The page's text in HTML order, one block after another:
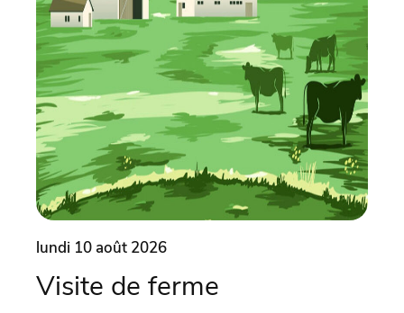
lundi 10 août 2026
Visite de ferme